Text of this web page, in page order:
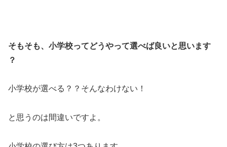
そもそも、小学校ってどうやって選べば良いと思います
？
小学校が選べる？？そんなわけない！
と思うのは間違いですよ。